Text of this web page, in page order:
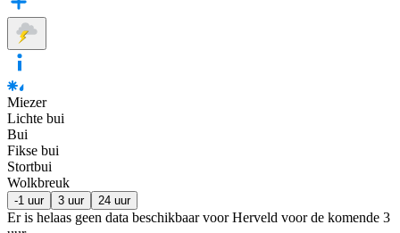
Miezer
Lichte bui
Bui
Fikse bui
Stortbui
Wolkbreuk
-1 uur 3 uur 24 uur
Er is helaas geen data beschikbaar voor Herveld voor de komende 3